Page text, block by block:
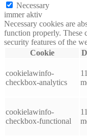
Necessary
immer aktiv
Necessary cookies are
function properly. These
security features of the
Cookie
cookielawinfo-
checkbox-analytics
11
cookielawinfo-
checkbox-functional
11